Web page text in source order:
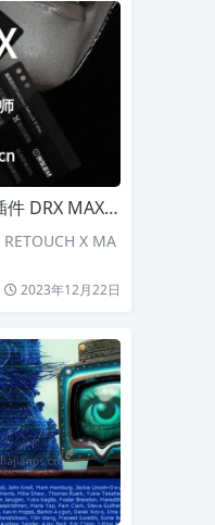
自动批量质感磨皮瘦脸！
X MA
2023年12月22日